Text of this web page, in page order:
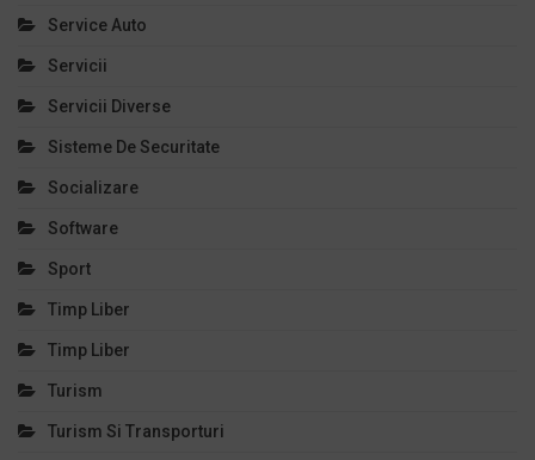
Service Auto
Servicii
Servicii Diverse
Sisteme De Securitate
Socializare
Software
Sport
Timp Liber
Timp Liber
Turism
Turism Si Transporturi